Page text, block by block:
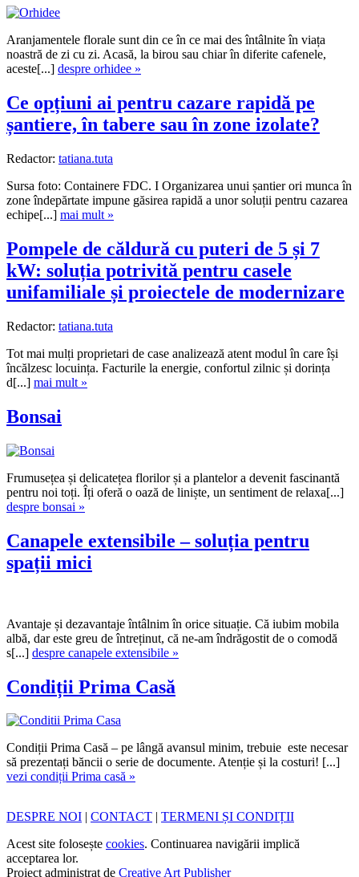
Aranjamentele florale sunt din ce în ce mai des întâlnite în viața
noastră de zi cu zi. Acasă, la birou sau chiar în diferite cafenele,
aceste[...] despre orhidee »
Ce opțiuni ai pentru cazare rapidă pe
șantiere, în tabere sau în zone izolate?
Redactor: tatiana.tuta
Sursa foto: Containere FDC. I Organizarea unui șantier ori munca în
zone îndepărtate impune găsirea rapidă a unor soluții pentru cazarea
echipe[...] mai mult »
Pompele de căldură cu puteri de 5 și 7
kW: soluția potrivită pentru casele
unifamiliale și proiectele de modernizare
Redactor: tatiana.tuta
Tot mai mulți proprietari de case analizează atent modul în care își
încălzesc locuința. Facturile la energie, confortul zilnic și dorința
d[...] mai mult »
Bonsai
Frumusețea și delicatețea florilor și a plantelor a devenit fascinantă
pentru noi toți. Îți oferă o oază de liniște, un sentiment de relaxa[...]
despre bonsai »
Canapele extensibile – soluția pentru
spații mici
Avantaje și dezavantaje întâlnim în orice situație. Că iubim mobila
albă, dar este greu de întreținut, că ne-am îndrăgostit de o comodă
s[...] despre canapele extensibile »
Condiții Prima Casă
Condiții Prima Casă – pe lângă avansul minim, trebuie este necesar
să prezentați băncii o serie de documente. Atenție și la costuri! [...]
vezi condiții Prima casă »
DESPRE NOI | CONTACT | TERMENI ȘI CONDIȚII
Acest site folosește cookies. Continuarea navigării implică
acceptarea lor.
Proiect administrat de Creative Art Publisher